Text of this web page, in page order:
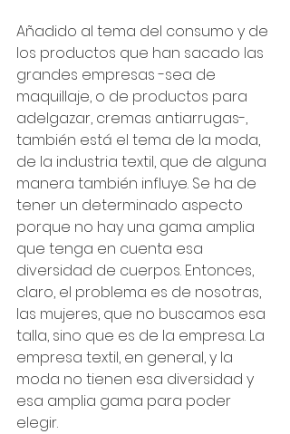
Añadido al tema del consumo y de
los productos que han sacado las
grandes empresas -sea de
maquillaje, o de productos para
adelgazar, cremas antiarrugas-,
también está el tema de la moda,
de la industria textil, que de alguna
manera también influye. Se ha de
tener un determinado aspecto
porque no hay una gama amplia
que tenga en cuenta esa
diversidad de cuerpos. Entonces,
claro, el problema es de nosotras,
las mujeres, que no buscamos esa
talla, sino que es de la empresa. La
empresa textil, en general, y la
moda no tienen esa diversidad y
esa amplia gama para poder
elegir.